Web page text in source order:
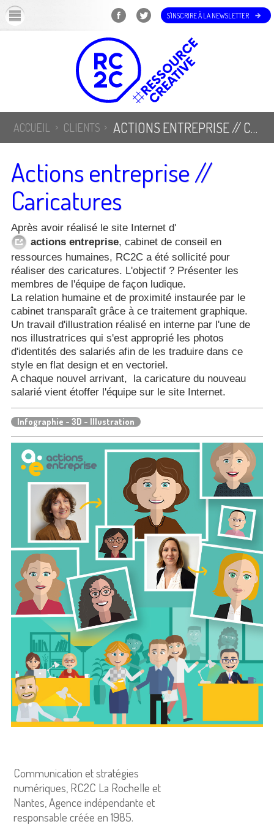
S'INSCRIRE À LA NEWSLETTER
ACCUEIL CLIENTS ACTIONS ENTREPRISE // CARICATURES
Actions entreprise //
Caricatures
Après avoir réalisé le site Internet d'
actions entreprise, cabinet de conseil en
ressources humaines, RC2C a été sollicité pour
réaliser des caricatures. L'objectif ? Présenter les
membres de l'équipe de façon ludique.
La relation humaine et de proximité instaurée par le
cabinet transparaît grâce à ce traitement graphique.
Un travail d'illustration réalisé en interne par l'une de
nos illustratrices qui s'est approprié les photos
d'identités des salariés afin de les traduire dans ce
style en flat design et en vectoriel.
A chaque nouvel arrivant, la caricature du nouveau
salarié vient étoffer l'équipe sur le site Internet.
Infographie - 3D - Illustration
Communication et stratégies
numériques, RC2C La Rochelle et
Nantes, Agence indépendante et
responsable créée en 1985.